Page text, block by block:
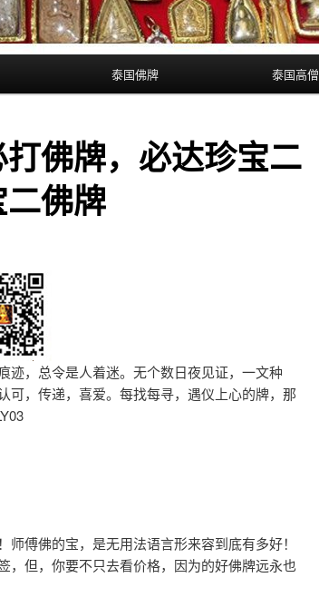
泰国佛牌 泰国高僧
佛牌，必达珍宝二
佛牌
迹，总令是人着迷。无个数日夜见证，一文种
可，传递，喜爱。每找每寻，遇仪上心的牌，那
傅佛的宝，是无用法语言形来容到底有多好！
，但，你要不只去看价格，因为的好佛牌远永也